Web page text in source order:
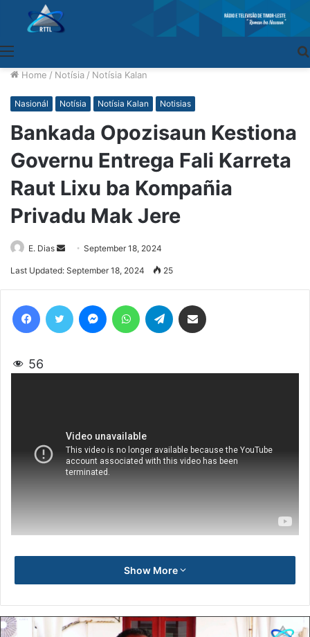
Home / Notísia / Notísia Kalan
Nasionál Notísia Notísia Kalan Notisias
Bankada Opozisaun Kestiona
Governu Entrega Fali Karreta
Raut Lixu ba Kompañia
Privadu Mak Jere
E. Dias
Send
an
September 18, 2024
Last Updated: September 18, 2024 25
56
Show More